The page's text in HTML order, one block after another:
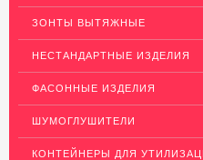
МЕТАЛЛИЧЕСКИЕ ПОРОГИ
РАСКЛАДКА, ПЛИНТУС
ПОТОЛКИ
АКЦИИ
НЕДОРОГОЙ МЕТАЛЛОПРОКАТ
ЗОНТЫ ВЫТЯЖНЫЕ
НЕСТАНДАРТНЫЕ ИЗДЕЛИЯ
ФАСОННЫЕ ИЗДЕЛИЯ
ШУМОГЛУШИТЕЛИ
КОНТЕЙНЕРЫ ДЛЯ